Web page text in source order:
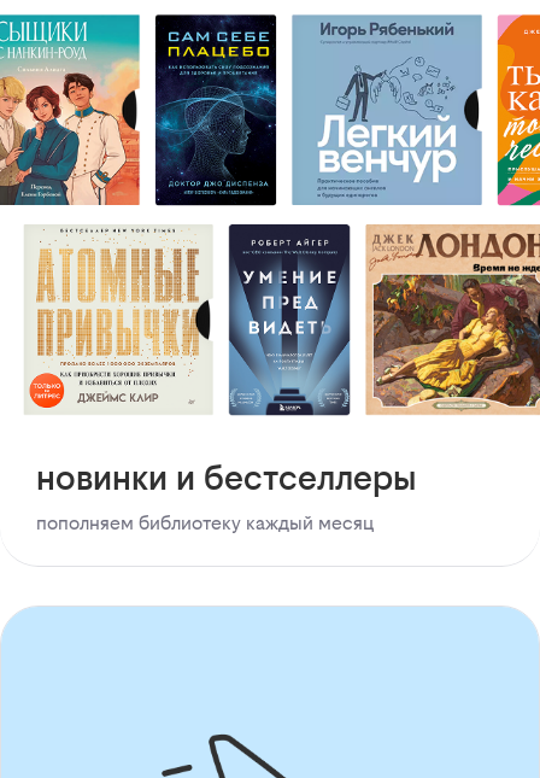
новинки и бестселлеры
пополняем библиотеку каждый месяц